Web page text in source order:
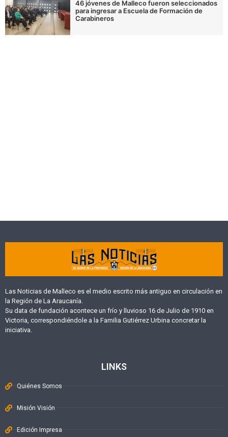
46 jóvenes de Malleco fueron seleccionados
para ingresar a Escuela de Formación de
Carabineros
Las Noticias de Malleco es el medio escrito más antiguo en circulación en
la Región de La Araucanía.
Su data de fundación acontece un frío y lluvioso 16 de Julio de 1910 en
Victoria, correspondiéndole a la Familia Gutiérrez Urbina concretar la
iniciativa.
LINKS
Quiénes Somos
Misión Visión
Edición Impresa